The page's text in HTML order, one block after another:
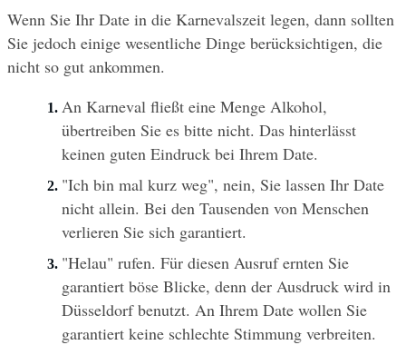
Wenn Sie Ihr Date in die Karnevalszeit legen, dann sollten
Sie jedoch einige wesentliche Dinge berücksichtigen, die
nicht so gut ankommen.
An Karneval fließt eine Menge Alkohol,
übertreiben Sie es bitte nicht. Das hinterlässt
keinen guten Eindruck bei Ihrem Date.
"Ich bin mal kurz weg", nein, Sie lassen Ihr Date
nicht allein. Bei den Tausenden von Menschen
verlieren Sie sich garantiert.
"Helau" rufen. Für diesen Ausruf ernten Sie
garantiert böse Blicke, denn der Ausdruck wird in
Düsseldorf benutzt. An Ihrem Date wollen Sie
garantiert keine schlechte Stimmung verbreiten.